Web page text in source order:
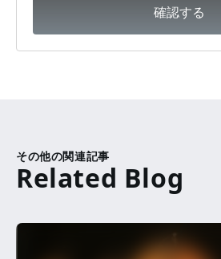
確認する
その他の関連記事